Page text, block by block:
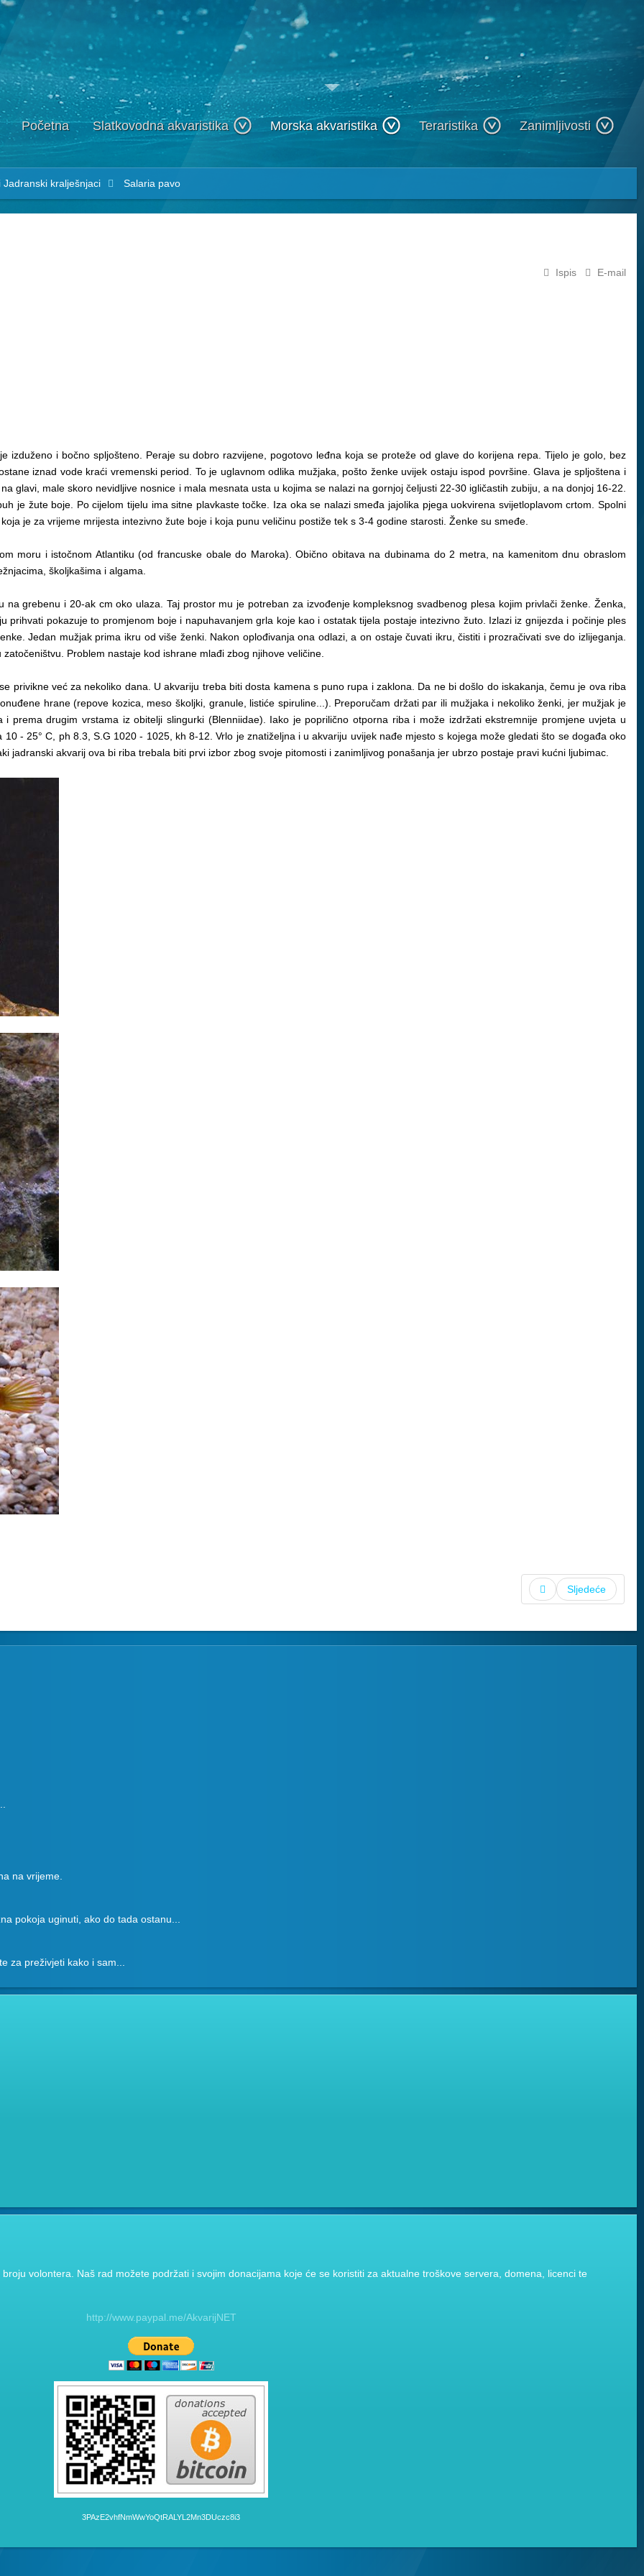
Početna Slatkovodna akvaristika Morska akvaristika Teraristika Zanimljivosti
Jadranski kralješnjaci Salaria pavo
Ispis E-mail
izduženo i bočno spljošteno. Peraje su dobro razvijene, pogotovo leđna koja se proteže od glave do korijena repa. Tijelo je golo, bez
iznad vode kraći vremenski period. To je uglavnom odlika mužjaka, pošto ženke uvijek ostaju ispod površine. Glava je spljoštena i
glavi, male skoro nevidljive nosnice i mala mesnata usta u kojima se nalazi na gornjoj čeljusti 22-30 igličastih zubiju, a na donjoj 16-22.
je žute boje. Po cijelom tijelu ima sitne plavkaste točke. Iza oka se nalazi smeđa jajolika pjega uokvirena svijetloplavom crtom. Spolni
je za vrijeme mrijesta intezivno žute boje i koja punu veličinu postiže tek s 3-4 godine starosti. Ženke su smeđe.
moru i istočnom Atlantiku (od francuske obale do Maroka). Obično obitava na dubinama do 2 metra, na kamenitom dnu obraslom
školjkašima i algama.
grebenu i 20-ak cm oko ulaza. Taj prostor mu je potreban za izvođenje kompleksnog svadbenog plesa kojim privlači ženke. Ženka,
prihvati pokazuje to promjenom boje i napuhavanjem grla koje kao i ostatak tijela postaje intezivno žuto. Izlazi iz gnijezda i počinje ples
Jedan mužjak prima ikru od više ženki. Nakon oplođivanja ona odlazi, a on ostaje čuvati ikru, čistiti i prozračivati sve do izlijeganja.
Problem nastaje kod ishrane mlađi zbog njihove veličine.
privikne već za nekoliko dana. U akvariju treba biti dosta kamena s puno rupa i zaklona. Da ne bi došlo do iskakanja, čemu je ova riba
hrane (repove kozica, meso školjki, granule, listiće spiruline...). Preporučam držati par ili mužjaka i nekoliko ženki, jer mužjak je
prema drugim vrstama iz obitelji slingurki (Blenniidae). Iako je poprilično otporna riba i može izdržati ekstremnije promjene uvjeta u
- 25° C, ph 8.3, S.G 1020 - 1025, kh 8-12. Vrlo je znatiželjna i u akvariju uvijek nađe mjesto s kojega može gledati što se događa oko
jadranski akvarij ova bi riba trebala biti prvi izbor zbog svoje pitomosti i zanimljivog ponašanja jer ubrzo postaje pravi kućni ljubimac.
Sljedeće
na vrijeme.
pokoja uginuti, ako do tada ostanu...
za preživjeti kako i sam...
volontera. Naš rad možete podržati i svojim donacijama koje će se koristiti za aktualne troškove servera, domena, licenci te
http://www.paypal.me/AkvarijNET
3PAzE2vhfNmWwYoQtRALYL2Mn3DUczc8i3